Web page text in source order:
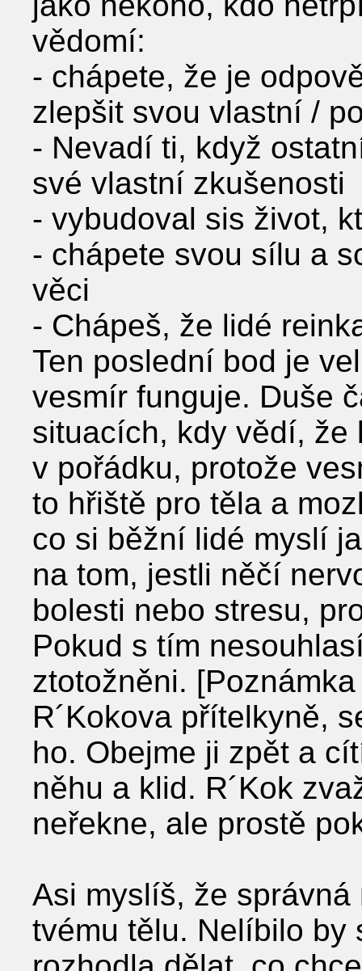
vědomí:
- chápete, že je
zlepšit svou vlastní /
- Nevadí ti, když
své vlastní zkušenosti
- vybudoval sis život,
- chápete svou sílu a
věci
- Chápeš, že lidé
Ten poslední bod je
vesmír funguje. Duše
situacích, kdy vědí, že
v pořádku, protože
to hřiště pro těla a
co si běžní lidé myslí
na tom, jestli něčí
bolesti nebo stresu,
Pokud s tím
ztotožněni.
R´Kokova přítelkyně,
ho. Obejme ji zpět a
něhu a klid. R´Kok
neřekne, ale prostě
Asi myslíš, že
tvému tělu. Nelíbilo by